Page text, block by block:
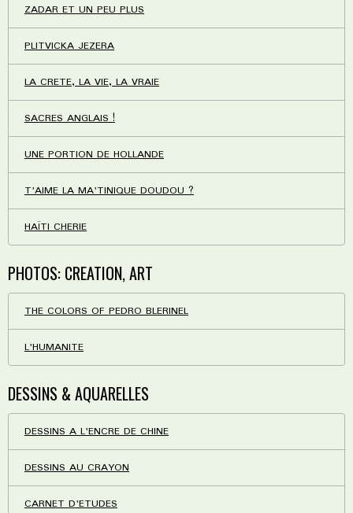
ZADAR ET UN PEU PLUS
PLITVICKA JEZERA
LA CRETE, LA VIE, LA VRAIE
SACRES ANGLAIS !
UNE PORTION DE HOLLANDE
T'AIME LA MA'TINIQUE DOUDOU ?
HAÏTI CHERIE
PHOTOS: CREATION, ART
THE COLORS OF PEDRO BLERINEL
L'HUMANITE
DESSINS & AQUARELLES
DESSINS A L'ENCRE DE CHINE
DESSINS AU CRAYON
CARNET D'ETUDES